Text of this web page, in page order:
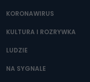
KORONAWIRUS
KULTURA I ROZRYWKA
LUDZIE
NA SYGNALE